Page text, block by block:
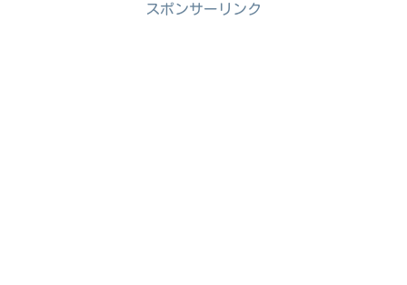
スポンサーリンク